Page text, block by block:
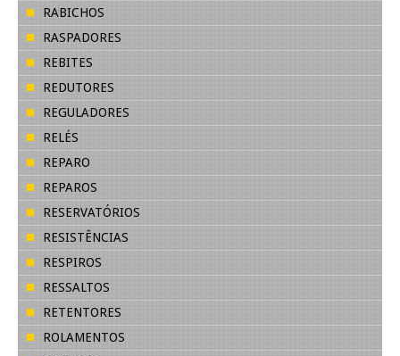
RABICHOS
RASPADORES
REBITES
REDUTORES
REGULADORES
RELÉS
REPARO
REPAROS
RESERVATÓRIOS
RESISTÊNCIAS
RESPIROS
RESSALTOS
RETENTORES
ROLAMENTOS